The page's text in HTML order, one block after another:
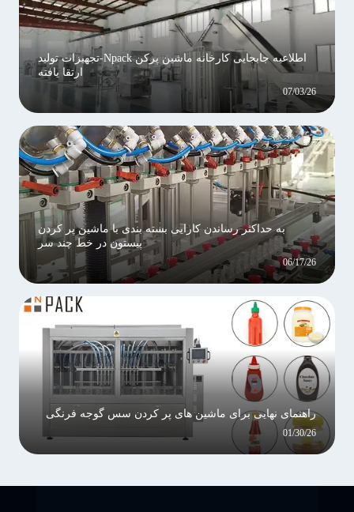
اطلاعیه جابجایی کارخانه ماشین پرکن Npack-تجهیزات تولید
ارتقا یافته
07/03/26
به حداکثر رساندن کارایی بسته بندی با ماشین پر کردن
پیستون در خط چند سر
06/17/26
راهنمای نهایی برای ماشین های پر کردن سس گوجه فرنگی
01/30/26